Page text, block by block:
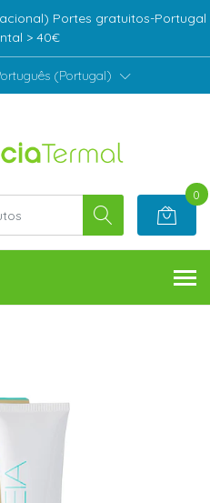
Portes gratuitos-Portugal
> 40€
(Portugal)
0